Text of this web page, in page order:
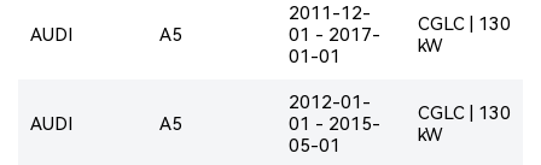
AUDI A5
2011-12-
01 - 2017-
01-01
CGLC | 130
kW
AUDI A5
2012-01-
01 - 2015-
05-01
CGLC | 130
kW